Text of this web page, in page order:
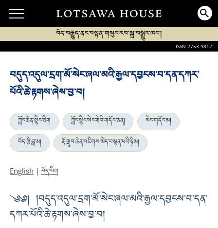
བོད་བརྒྱུད་ནང་བསྟན་གསུང་རབ་སྒྲ་བསྒྱུར་ཁང་།
ISSN 2753-4812
བདུད་འདུལ་དྲག་མོ་སེང་ཞལ་མའི་རྒྱལ་དབྱངས་བ་དན་དཀར་
པོའི་ཆེ་རྟགས་ཞེས་བྱ་བ།
ཀློང་ཆེན་སྙིང་ཐིག ཀློང་སྙིང་སེང་གེའི་གདོང་ཅན།
སེང་གདོང་མ།
བོད་ཀྱི་བླ་མ།
རྡོ་གྲུབ་ཆེན་འཇིགས་མེད་བསྟན་པའི་ཉི་མ།
English | བོད་ཡིག
༄༅། །བདུད་འདུལ་དྲག་མོ་སེང་ཞལ་མའི་རྒྱལ་དབྱངས་བ་དན་
དཀར་པོའི་ཆེ་རྟགས་ཞེས་བྱ་བ།